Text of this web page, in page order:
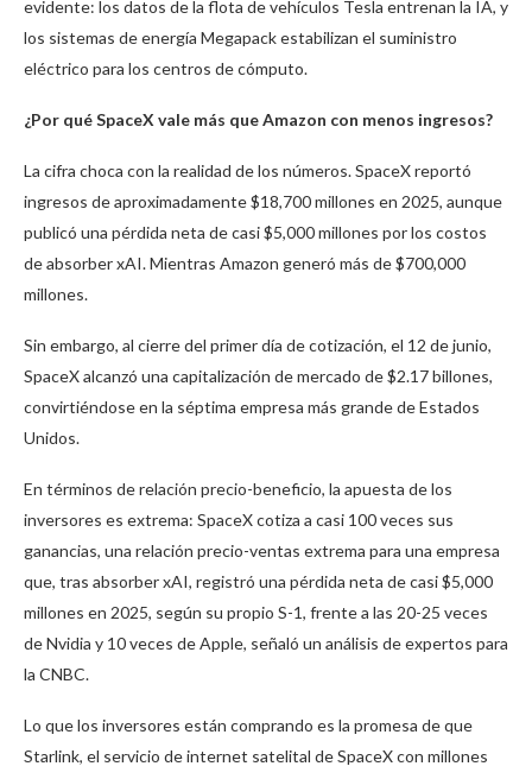
evidente: los datos de la flota de vehículos Tesla entrenan la IA, y
los sistemas de energía Megapack estabilizan el suministro
eléctrico para los centros de cómputo.
¿Por qué SpaceX vale más que Amazon con menos ingresos?
La cifra choca con la realidad de los números. SpaceX reportó
ingresos de aproximadamente $18,700 millones en 2025, aunque
publicó una pérdida neta de casi $5,000 millones por los costos
de absorber xAI. Mientras Amazon generó más de $700,000
millones.
Sin embargo, al cierre del primer día de cotización, el 12 de junio,
SpaceX alcanzó una capitalización de mercado de $2.17 billones,
convirtiéndose en la séptima empresa más grande de Estados
Unidos.
En términos de relación precio-beneficio, la apuesta de los
inversores es extrema: SpaceX cotiza a casi 100 veces sus
ganancias, una relación precio-ventas extrema para una empresa
que, tras absorber xAI, registró una pérdida neta de casi $5,000
millones en 2025, según su propio S-1, frente a las 20-25 veces
de Nvidia y 10 veces de Apple, señaló un análisis de expertos para
la CNBC.
Lo que los inversores están comprando es la promesa de que
Starlink, el servicio de internet satelital de SpaceX con millones